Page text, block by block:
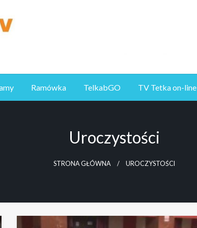
Ramówka TelkabGO TV Tetka on-line
Uroczystości
STRONA GŁÓWNA UROCZYSTOŚCI